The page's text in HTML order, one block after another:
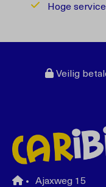
Hoge
Veilig
Ajaxweg 15